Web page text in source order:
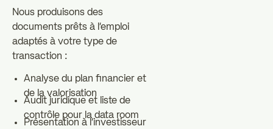
Nous produisons des
documents prêts à l'emploi
adaptés à votre type de
transaction :
Analyse du plan financier et
de la valorisation
Audit juridique et liste de
contrôle pour la data room
Présentation à l'investisseur